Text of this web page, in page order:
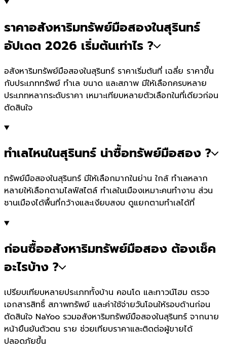
ราคาอสังหาริมทรัพย์มือสองในสุรินทร์
อัปเดต 2026 เริ่มต้นเท่าไร ?
อสังหาริมทรัพย์มือสองในสุรินทร์ ราคาเริ่มต้นที่ เฉลี่ย ราคาขึ้น
กับประเภททรัพย์ ทำเล ขนาด และสภาพ มีให้เลือกครบหลาย
ประเภทหลากระดับราคา เหมาะเทียบหลายตัวเลือกในที่เดียวก่อน
ตัดสินใจ
ทำเลไหนในสุรินทร์ น่าซื้อทรัพย์มือสอง ?
ทรัพย์มือสองในสุรินทร์ มีให้เลือกมากในย่าน ใกล้ ทำเลหลาก
หลายให้เลือกตามไลฟ์สไตล์ ทำเลในเมืองเหมาะคนทำงาน ส่วน
ชานเมืองได้พื้นที่กว้างและเงียบสงบ ดูแยกตามทำเลได้ที่
ก่อนซื้ออสังหาริมทรัพย์มือสอง ต้องเช็ค
อะไรบ้าง ?
เปรียบเทียบหลายประเภททั้งบ้าน คอนโด และทาวน์โฮม ตรวจ
เอกสารสิทธิ์ สภาพทรัพย์ และค่าใช้จ่ายวันโอนให้รอบด้านก่อน
ตัดสินใจ NaYoo รวมอสังหาริมทรัพย์มือสองในสุรินทร์ จากนาย
หน้ายืนยันตัวตน ราย ช่วยเทียบราคาและติดต่อผู้ขายได้
ปลอดภัยขึ้น